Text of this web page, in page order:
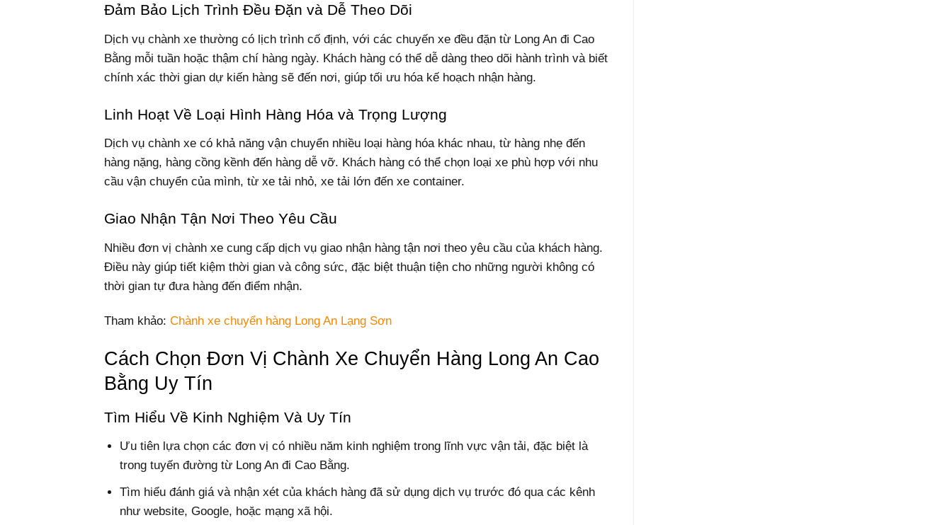
Đảm Bảo Lịch Trình Đều Đặn và Dễ Theo Dõi
Dịch vụ chành xe thường có lịch trình cố định, với các chuyến xe đều đặn từ Long An đi Cao
Bằng mỗi tuần hoặc thậm chí hàng ngày. Khách hàng có thể dễ dàng theo dõi hành trình và biết
chính xác thời gian dự kiến hàng sẽ đến nơi, giúp tối ưu hóa kế hoạch nhận hàng.
Linh Hoạt Về Loại Hình Hàng Hóa và Trọng Lượng
Dịch vụ chành xe có khả năng vận chuyển nhiều loại hàng hóa khác nhau, từ hàng nhẹ đến
hàng nặng, hàng cồng kềnh đến hàng dễ vỡ. Khách hàng có thể chọn loại xe phù hợp với nhu
cầu vận chuyển của mình, từ xe tải nhỏ, xe tải lớn đến xe container.
Giao Nhận Tận Nơi Theo Yêu Cầu
Nhiều đơn vị chành xe cung cấp dịch vụ giao nhận hàng tận nơi theo yêu cầu của khách hàng.
Điều này giúp tiết kiệm thời gian và công sức, đặc biệt thuận tiện cho những người không có
thời gian tự đưa hàng đến điểm nhận.
Tham khảo: Chành xe chuyển hàng Long An Lạng Sơn
Cách Chọn Đơn Vị Chành Xe Chuyển Hàng Long An Cao
Bằng Uy Tín
Tìm Hiểu Về Kinh Nghiệm Và Uy Tín
Ưu tiên lựa chọn các đơn vị có nhiều năm kinh nghiệm trong lĩnh vực vận tải, đặc biệt là
trong tuyến đường từ Long An đi Cao Bằng.
Tìm hiểu đánh giá và nhận xét của khách hàng đã sử dụng dịch vụ trước đó qua các kênh
như website, Google, hoặc mạng xã hội.